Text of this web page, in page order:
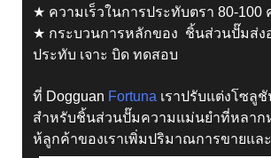
★ ความเร็วในการประทับตรา 80-100
★ กระบวนการหลักของ ชิ้นส่วนปั๊มส่งอ
ประทับ เจาะ บิด ทดสอบ
ที่ Dogguan Fortuna เราปรับแต่งโซลู
สำหรับชิ้นส่วนปั๊มความแม่นยำที่หลาก
ห้ลูกค้าของเราเพิ่มปริมาณการขายแล